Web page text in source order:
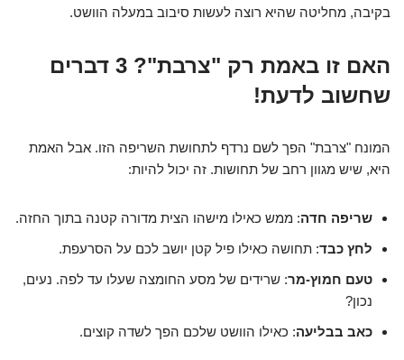
בקיבה, מחליטה שהיא רוצה לעשות סיבוב במעלה הוושט.
האם זו באמת רק "צרבת"? 3 דברים
שחשוב לדעת!
המונח "צרבת" הפך לשם נרדף לתחושת השריפה הזו. אבל האמת
היא, שיש מגוון רחב של תחושות. זה יכול להיות:
שריפה חדה: ממש כאילו מישהו הצית מדורה קטנה בתוך החזה.
לחץ כבד: תחושה כאילו פיל קטן יושב לכם על הסרעפת.
טעם חמוץ-מר: שרידים של מסע החומצה שעלו עד לפה. נעים,
נכון?
כאב בבליעה: כאילו הוושט שלכם הפך לשדה קוצים.